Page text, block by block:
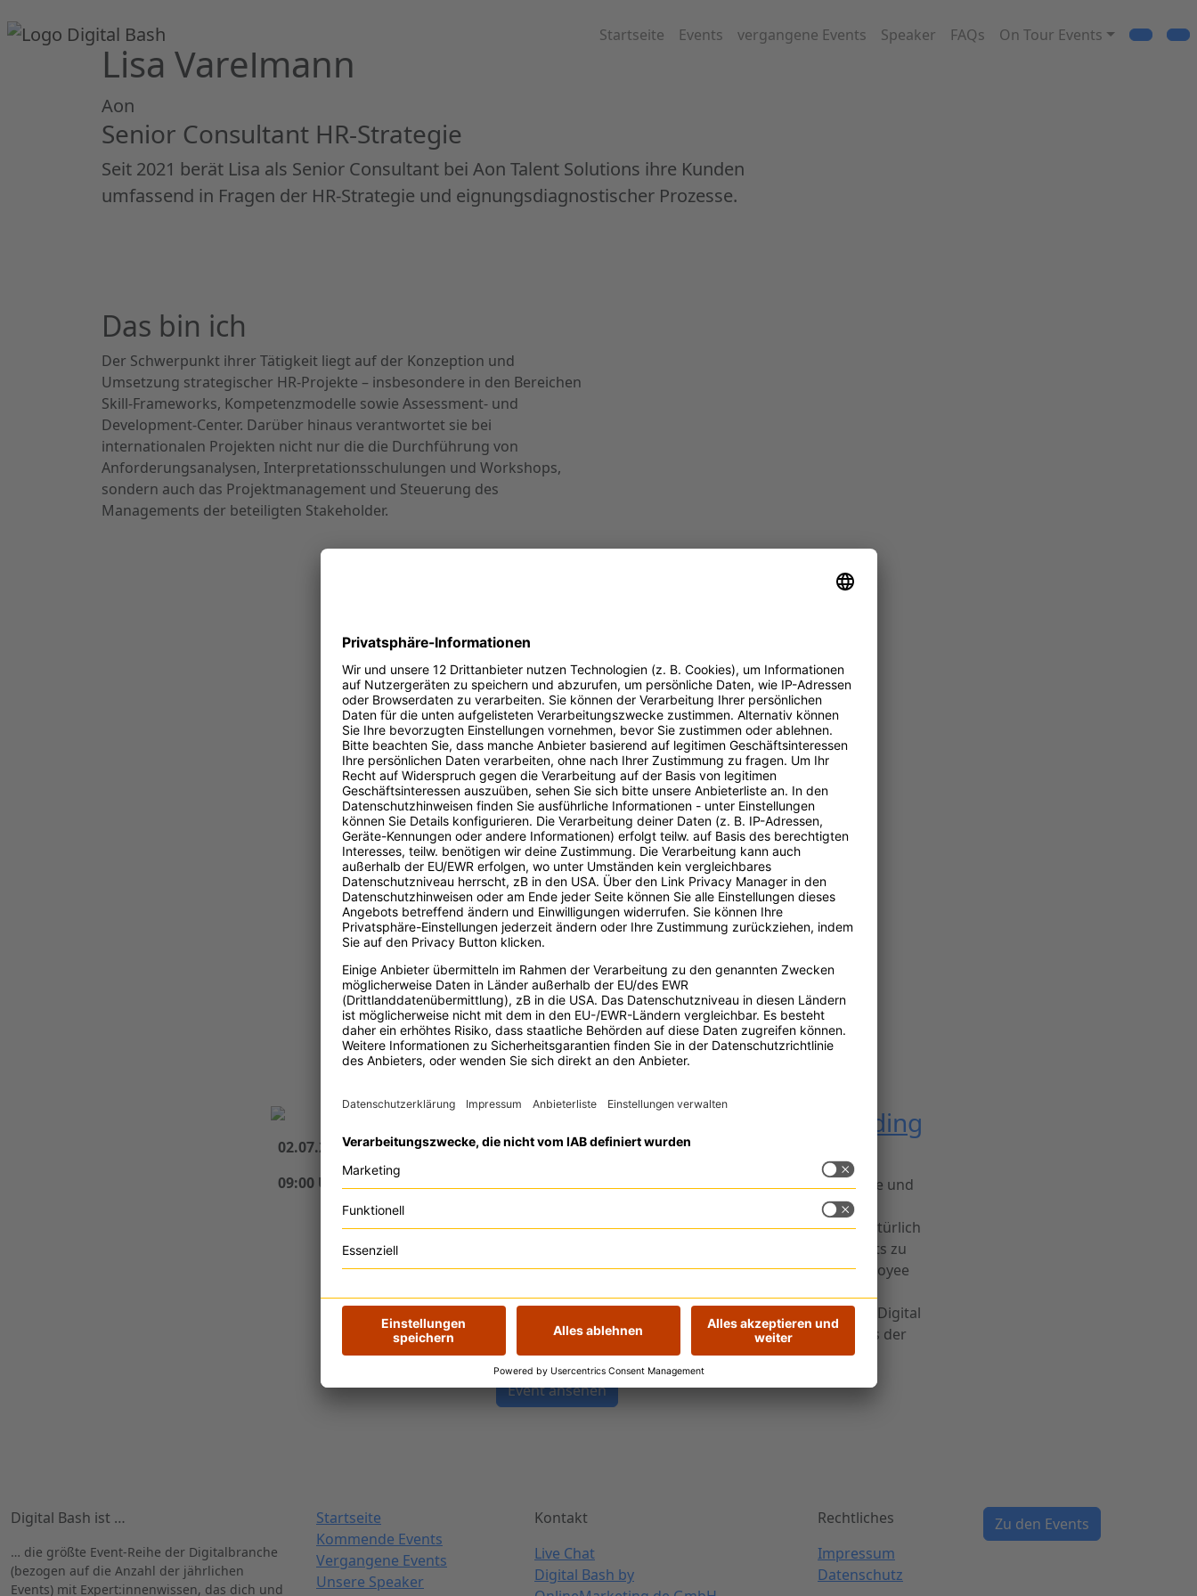
Startseite Events vergangene Events Speaker FAQs On Tour Events
Lisa Varelmann
Aon
Senior Consultant HR-Strategie
Seit 2021 berät Lisa als Senior Consultant bei Aon Talent Solutions ihre Kunden
umfassend in Fragen der HR-Strategie und eignungsdiagnostischer Prozesse.
Das bin ich
Der Schwerpunkt ihrer Tätigkeit liegt auf der Konzeption und
Umsetzung strategischer HR-Projekte – insbesondere in den Bereichen
Skill-Frameworks, Kompetenzmodelle sowie Assessment- und
Development-Center. Darüber hinaus verantwortet sie bei
internationalen Projekten nicht nur die die Durchführung von
Anforderungsanalysen, Interpretationsschulungen und Workshops,
sondern auch das Projektmanagement und Steuerung des
Managements der beteiligten Stakeholder.
Erlebe Lisa bei diesen zukünftigen Events
Es sind aktuell keine zukünftigen Events verfügbar.
Alle Events anzeigen
Bei diesen Events war Lisa dabei
02.07.2025
09:00 Uhr
Digital Bash – HR Employer Branding
& Corporate Health
Der Digital Bash – HR liefert umfangreiche Trendeinblicke und
Personalabteilungen, die Unternehmensführung und natürlich
auch Arbeitnehmer:innen. Sichere dir regelmäßig Insights zu
New Work und New Pay, Social Media Recruitment, Employee
Stellenausschreibungen und dergleichen mehr. Mit dem Digital
Bash – HR bleiben deine Teams und deine Marke am Puls der
Zeit.
Event ansehen
Digital Bash ist …
… die größte Event-Reihe der Digitalbranche
(bezogen auf die Anzahl der jährlichen
Events) mit Expert:innenwissen, das dich und
Startseite
Kommende Events
Vergangene Events
Unsere Speaker
Kontakt
Live Chat
Digital Bash by
Rechtliches
Impressum
Datenschutz
Zu den Events